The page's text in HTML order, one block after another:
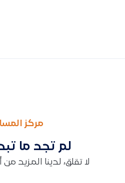
مركز
لم تجد ما
لا تقلق، لدينا المزيد